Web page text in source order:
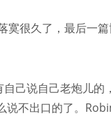
寞很久了，最后一
己说自己老炮儿
不出口的了。